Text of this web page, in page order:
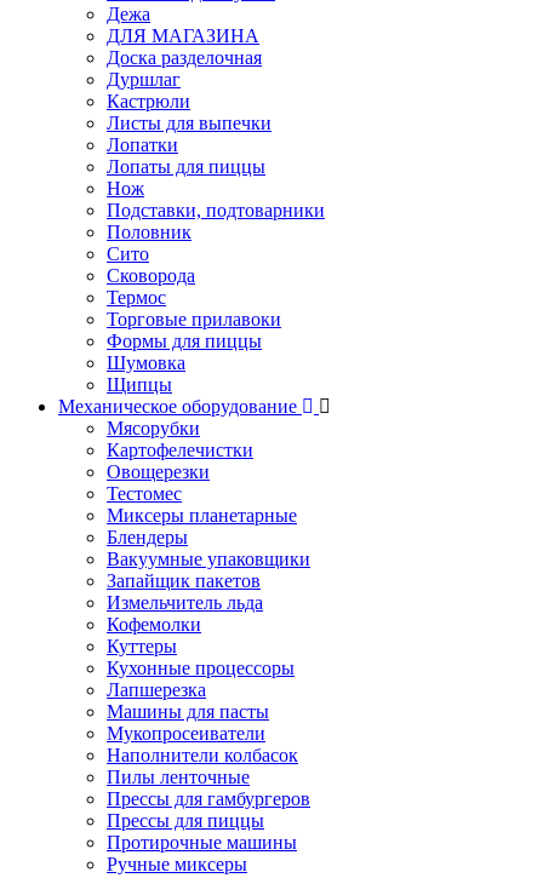
Дежа
ДЛЯ МАГАЗИНА
Доска разделочная
Дуршлаг
Кастрюли
Листы для выпечки
Лопатки
Лопаты для пиццы
Нож
Подставки, подтоварники
Половник
Сито
Сковорода
Термос
Торговые прилавоки
Формы для пиццы
Шумовка
Щипцы
Механическое оборудование
Мясорубки
Картофелечистки
Овощерезки
Тестомес
Миксеры планетарные
Блендеры
Вакуумные упаковщики
Запайщик пакетов
Измельчитель льда
Кофемолки
Куттеры
Кухонные процессоры
Лапшерезка
Машины для пасты
Мукопросеиватели
Наполнители колбасок
Пилы ленточные
Прессы для гамбургеров
Прессы для пиццы
Протирочные машины
Ручные миксеры